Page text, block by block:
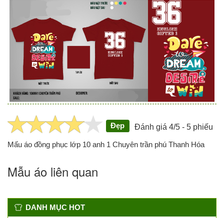
Đẹp Đánh giá 4/5 - 5 phiếu
Mấu áo đồng phục lớp 10 anh 1 Chuyên trần phú Thanh Hóa
Mẫu áo liên quan
DANH MỤC HOT